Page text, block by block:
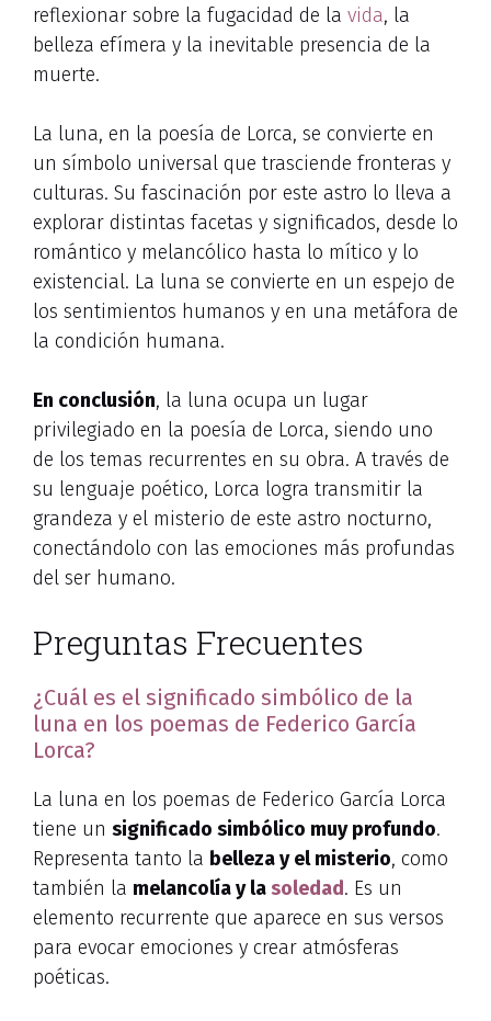
reflexionar sobre la fugacidad de la vida, la
belleza efímera y la inevitable presencia de la
muerte.
La luna, en la poesía de Lorca, se convierte en
un símbolo universal que trasciende fronteras y
culturas. Su fascinación por este astro lo lleva a
explorar distintas facetas y significados, desde lo
romántico y melancólico hasta lo mítico y lo
existencial. La luna se convierte en un espejo de
los sentimientos humanos y en una metáfora de
la condición humana.
En conclusión, la luna ocupa un lugar
privilegiado en la poesía de Lorca, siendo uno
de los temas recurrentes en su obra. A través de
su lenguaje poético, Lorca logra transmitir la
grandeza y el misterio de este astro nocturno,
conectándolo con las emociones más profundas
del ser humano.
Preguntas Frecuentes
¿Cuál es el significado simbólico de la
luna en los poemas de Federico García
Lorca?
La luna en los poemas de Federico García Lorca
tiene un significado simbólico muy profundo.
Representa tanto la belleza y el misterio, como
también la melancolía y lasoledad. Es un
elemento recurrente que aparece en sus versos
para evocar emociones y crear atmósferas
poéticas.